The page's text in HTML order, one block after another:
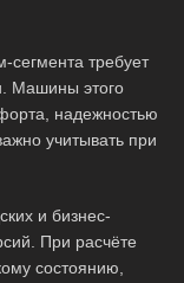
сегмента требует
Машины этого
надежностью
учитывать при
и бизнес-
При расчёте
состоянию,